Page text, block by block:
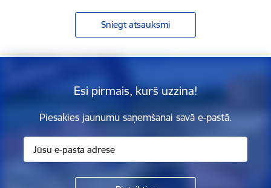
Sniegt atsauksmi
Esi pirmais, kurš uzzina!
Piesakies jaunumu saņemšanai savā e-pastā.